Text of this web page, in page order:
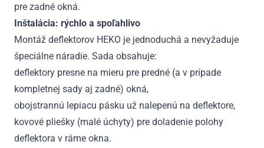
pre zadné okná.
Inštalácia: rýchlo a spoľahlivo
Montáž deflektorov HEKO je jednoduchá a nevyžaduje
špeciálne náradie. Sada obsahuje:
deflektory presne na mieru pre predné (a v prípade
kompletnej sady aj zadné) okná,
obojstrannú lepiacu pásku už nalepenú na deflektore,
kovové pliešky (malé úchyty) pre doladenie polohy
deflektora v ráme okna.